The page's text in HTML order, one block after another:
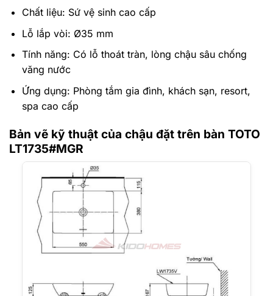
Chất liệu: Sứ vệ sinh cao cấp
Lỗ lắp vòi: Ø35 mm
Tính năng: Có lỗ thoát tràn, lòng chậu sâu chống
văng nước
Ứng dụng: Phòng tắm gia đình, khách sạn, resort,
spa cao cấp
Bản vẽ kỹ thuật của chậu đặt trên bàn TOTO
LT1735#MGR